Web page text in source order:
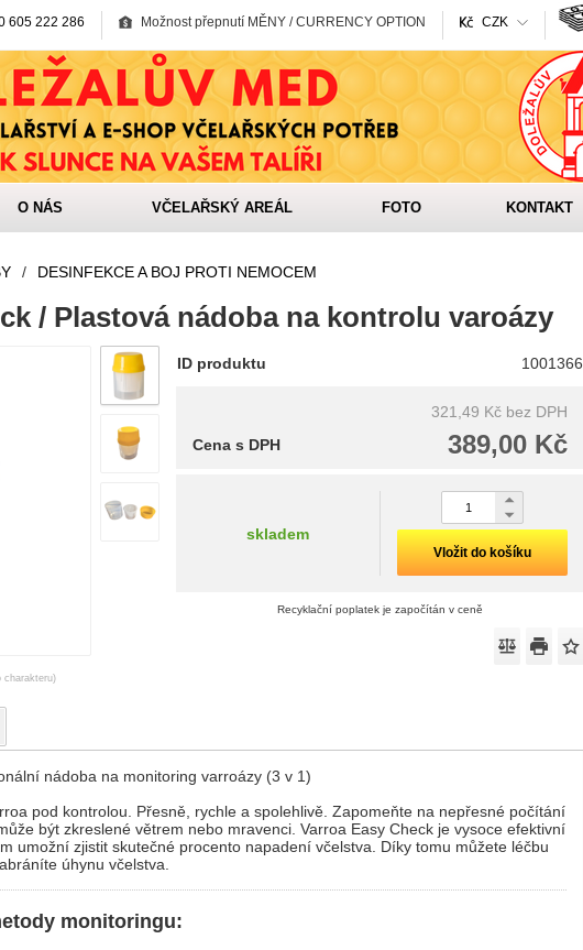
605 222 286 Možnost přepnutí MĚNY / CURRENCY OPTION CZK
O NÁS VČELAŘSKÝ AREÁL FOTO KONTAKT
/ DESINFEKCE A BOJ PROTI NEMOCEM
/ Plastová nádoba na kontrolu varoázy
charakteru)
ID produktu 1001366
321,49 Kč bez DPH
389,00 Kč
Cena s DPH
skladem
Vložit do košíku
Recyklační poplatek je započítán v ceně
nádoba na monitoring varroázy (3 v 1)
pod kontrolou. Přesně, rychle a spolehlivě. Zapomeňte na nepřesné počítání
být zkreslené větrem nebo mravenci. Varroa Easy Check je vysoce efektivní
umožní zjistit skutečné procento napadení včelstva. Díky tomu můžete léčbu
úhynu včelstva.
monitoringu: